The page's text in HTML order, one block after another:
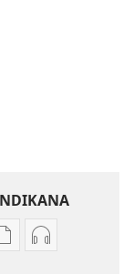
FandikanaFandikana